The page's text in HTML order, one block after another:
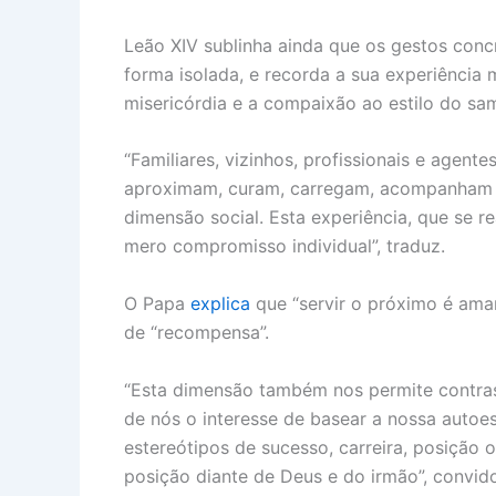
Leão XIV sublinha ainda que os gestos
forma isolada, e recorda a sua experiência
misericórdia e a compaixão ao estilo do
“Familiares, vizinhos, profissionais e
aproximam, curam, carregam,
dimensão social. Esta experiência, que se
mero compromisso individual”, traduz.
O Papa explica que “servir o próximo é
de “recompensa”.
“Esta dimensão também nos permite
de nós o interesse de basear a nossa
estereótipos de sucesso, carreira, posição
posição diante de Deus e do irmão”,